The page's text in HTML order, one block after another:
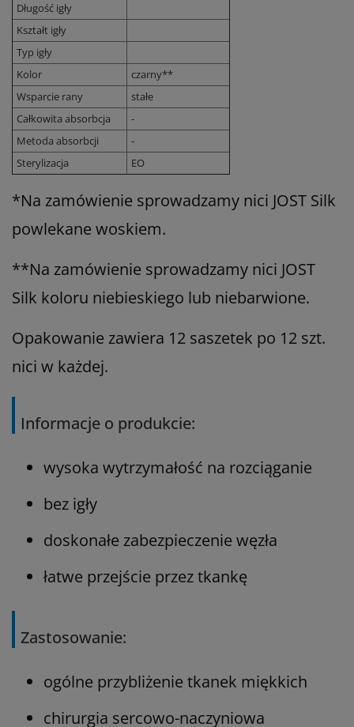
Długość igły
Kształt igły
Typ igły
Kolor
czarny**
Wsparcie rany
stałe
Całkowita absorbcja
-
Metoda absorbcji
-
Sterylizacja
EO
*Na zamówienie sprowadzamy nici JOST Silk
powlekane woskiem.
**Na zamówienie sprowadzamy nici JOST
Silk koloru niebieskiego lub niebarwione.
Opakowanie zawiera 12 saszetek po 12 szt.
nici w każdej.
Informacje o produkcie:
wysoka wytrzymałość na rozciąganie
bez igły
doskonałe zabezpieczenie węzła
łatwe przejście przez tkankę
Zastosowanie:
ogólne przybliżenie tkanek miękkich
chirurgia sercowo-naczyniowa